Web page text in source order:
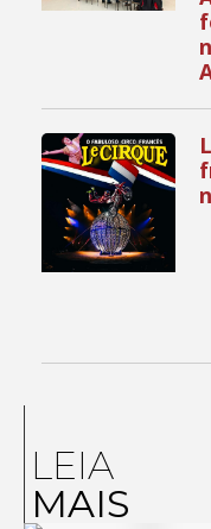
LEIA
MAIS